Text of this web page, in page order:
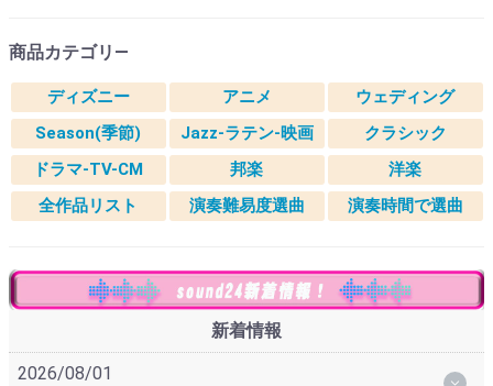
商品カテゴリ―
ディズニー アニメ
ウェディング
Season(季節)
Jazz-ラテン-映画
クラシック
ドラマ-TV-CM
邦楽
洋楽
全作品リスト
演奏難易度選曲 演奏時間で選曲
新着情報
2026/08/01